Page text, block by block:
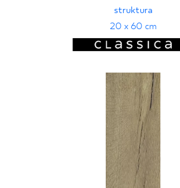
struktura
20 x 60 cm